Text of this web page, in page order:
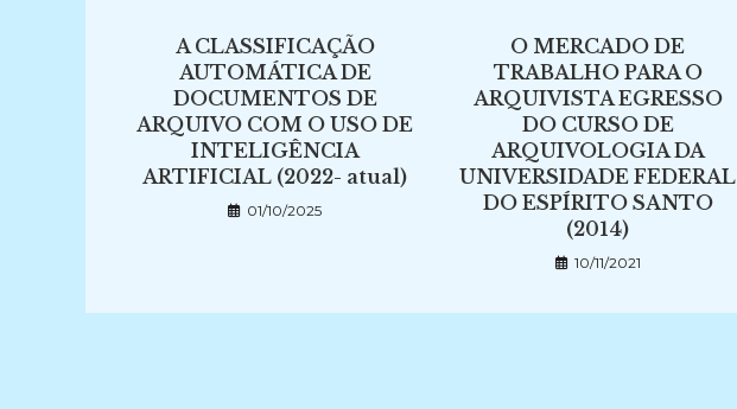
A CLASSIFICAÇÃO
AUTOMÁTICA DE
DOCUMENTOS DE
ARQUIVO COM O USO DE
INTELIGÊNCIA
ARTIFICIAL (2022- atual)
01/10/2025
O MERCADO DE
TRABALHO PARA O
ARQUIVISTA EGRESSO
DO CURSO DE
ARQUIVOLOGIA DA
UNIVERSIDADE FEDERAL
DO ESPÍRITO SANTO
(2014)
10/11/2021